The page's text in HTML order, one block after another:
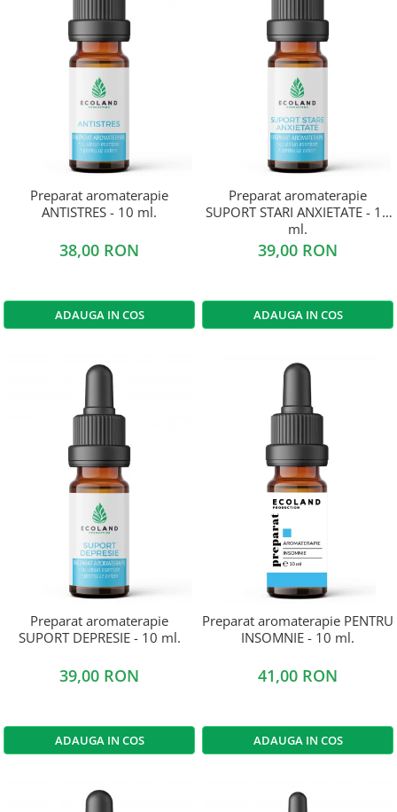
Preparat aromaterapie
ANTISTRES - 10 ml.
38,00 RON
ADAUGA IN COS
Preparat aromaterapie
SUPORT STARI ANXIETATE - 10
ml.
39,00 RON
ADAUGA IN COS
Preparat aromaterapie
SUPORT DEPRESIE - 10 ml.
39,00 RON
ADAUGA IN COS
Preparat aromaterapie PENTRU
INSOMNIE - 10 ml.
41,00 RON
ADAUGA IN COS